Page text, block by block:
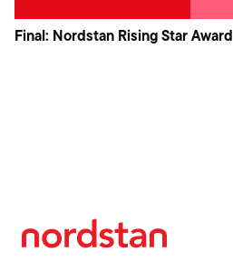
Final: Nordstan Rising Star Award